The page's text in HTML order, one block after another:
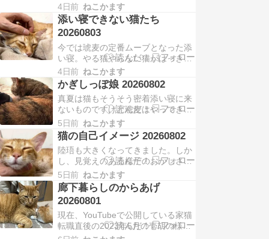
いいよぅ…という感じになれ…
なので致し方ない。紗崙は仕掛けと
甘え、陸珸は全力甘えです。とうち
ゃん、あまえてもいいかゃぃ？とい
う流し目。紗崙と陸珸の前ではほぼ
甘えに来ません。長女の自覚という
よりは邪魔されたくないんだと思い
ます。とうちゃん、おもち…
4日前 ねこかます
添い寝できない猫たち
20260803
今では琥麦の定番ムーブとなった添
い寝。やる猫やらない猫がはっきり
分かれますね。やらない猫は自分の
場所で寝たいタイプ、2022年前の参
瑚が特にそうでした。気がつくと足
元にいたりとかもありましたけども
そういう気が向いた時にやってくる
くらい。では陸珸や紗崙はという
と、若い猫特有の多動で…
4日前 ねこかます
かぎしっぽ娘 20260802
真夏は猫もそうそう密着添い寝に来
ないものですけど琥麦はやってきま
す。今夜はこないかなと思って眠り
目が覚めると琥麦がこうしてくっつ
いていたりします。気づかずに起き
て軽く踏んでしまい「ニャッ！」と
言われて逃げられた事もありました
が、それでも懲りずにやってきま
す。あんちゃんにずっと一緒…
5日前 ねこかます
猫の自己イメージ 20260802
陸珸も大きくなってきました。しか
し、見覚えのある様子のおかしさが
あります。全力で甘える陸珸。踏ん
でいくと叱られて部屋に戻されるの
をようやく理解し始めて、移動時は
足の方から回って行くようになりま
した。そして陸珸の甘えの癖があり
ます。それはなぜか潜ろうとするこ
と。この体勢の添い寝だと…
5日前 ねこかます
廊下暮らしのからあげ
20260801
現在、YouTubeで公開している家猫
転職直後の2023年5月の壱胡の様
子。なんとあずかり子猫兄弟に非常